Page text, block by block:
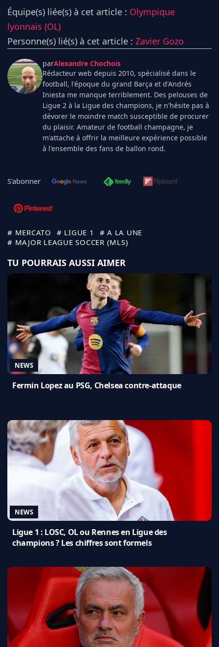
Équipe(s) liée(s) à cet article : Olympique
lyonnais (OL)
Personne(s) lié(s) à cet article : Zavier Gozo
parAlexandre Chochois
Rédacteur web depuis 2010, spécialisé dans le
football, l'époque du grand Barça et d'Andrés
Iniesta me manque terriblement. Des pelouses de
Ligue 2 à la Ligue des champions, je n'hésite pas à
dévorer le moindre match susceptible de procurer
du plaisir. Amateur de football champagne, je
m'attache à offrir la meilleure expérience possible
à l'ensemble des fans de ballon rond.
S'abonner
# MERCATO # LIGUE 1
# A LA UNE
# MAJOR LEAGUE SOCCER (MLS)
TU POURRAIS AUSSI AIMER
NEWS
Fermin Lopez au PSG, Chelsea contre-attaque
NEWS
Ligue 1 : LOSC, OL ou Rennes en Ligue des
champions ? Les chiffres sont formels